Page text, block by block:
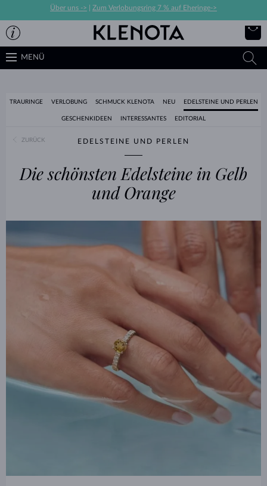
Über uns -> Zum Verlobungsring 7 % auf Eheringe->
MENÜ
TRAURINGE VERLOBUNG SCHMUCK KLENOTA NEU EDELSTEINE UND PERLEN
GESCHENKIDEEN INTERESSANTES EDITORIAL
ZURÜCK EDELSTEINE UND PERLEN
Die schönsten Edelsteine in Gelb
und Orange